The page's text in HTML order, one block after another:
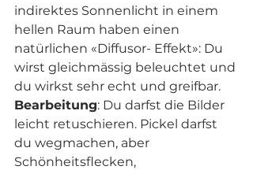
indirektes Sonnenlicht in einem
hellen Raum haben einen
natürlichen «Diffusor- Effekt»: Du
wirst gleichmässig beleuchtet und
du wirkst sehr echt und greifbar.
Bearbeitung: Du darfst die Bilder
leicht retuschieren. Pickel darfst
du wegmachen, aber
Schönheitsflecken,